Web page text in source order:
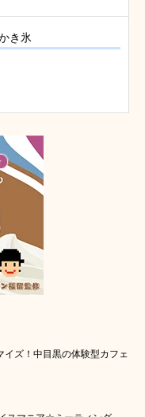
き氷
ズ！中目黒の体験型カフェ